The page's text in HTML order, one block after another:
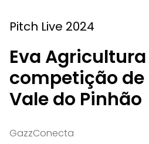
Pitch Live 2024
Eva
competição
Vale do Pinhão
GazzConecta